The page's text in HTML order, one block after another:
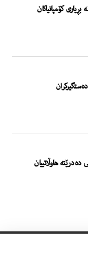
کۆمپانیاکان
هاوڵاتییان